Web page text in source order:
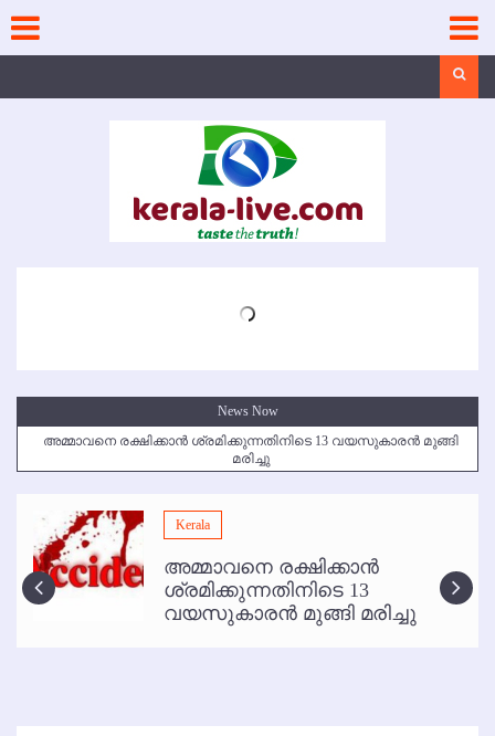
content
News Now
അമ്മാവനെ രക്ഷിക്കാന്‍ ശ്രമിക്കുന്നതിനിടെ 13 വയസുകാരന്‍ മുങ്ങി
മരിച്ചു
മമ്പുറം ആണ്ടു നേര്‍ച്ച ജൂണ്‍ 17 മുതല്‍
ഇനി രമേശ് പിഷാരടി സ്റ്റേജ് ഷോകള്‍ക്ക് ഇല്ല
കോഴിക്കോട് വിമാനത്താവളത്തില്‍ അനധികൃത പാര്‍ക്കിംഗ് പിരിവ് :
പരാതി തള്ളി
Kerala
അമ്മാവനെ രക്ഷിക്കാന്‍
ശ്രമിക്കുന്നതിനിടെ 13
വയസുകാരന്‍ മുങ്ങി മരിച്ചു